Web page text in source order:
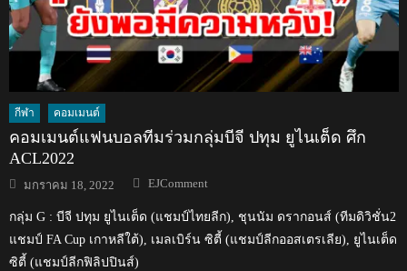
กีฬา คอมเมนต์
คอมเมนต์แฟนบอลทีมร่วมกลุ่มบีจี ปทุม ยูไนเต็ด ศึก
ACL2022
Posted
on
มกราคม 18, 2022 Author
EJComment
กลุ่ม G : บีจี ปทุม ยูไนเต็ด (แชมป์ไทยลีก), ชุนนัม ดรากอนส์ (ทีมดิวิชั่น2
แชมป์ FA Cup เกาหลีใต้), เมลเบิร์น ซิตี้ (แชมป์ลีกออสเตรเลีย), ยูไนเต็ด
ซิตี้ (แชมป์ลีกฟิลิปปินส์)